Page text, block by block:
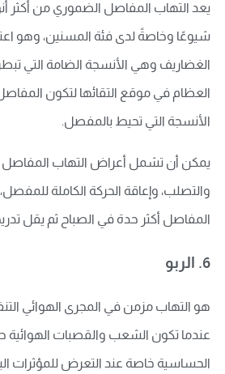
يعد التهاب المفاصل الضموري من أكثر
شيوعًا وخاصةً لدى فئة المسنين، وهو
الغضاريف وهي الأنسجة الضامة التي
العظام في موقع التقائها لتكون
الأنسجة التي تحيط بالمفصل.
يمكن أن تشمل أعراض التهاب المفاصل
والتصلب، وإعاقة الحركة الكاملة
المفاصل أكثر حدة في الصباح ثم يقل
6. الربو
هو التهاب مزمن في المجرى الهوائي
عندما تكون الشعب والقصبات
الحساسية خاصة عند التعرض للمؤثرات